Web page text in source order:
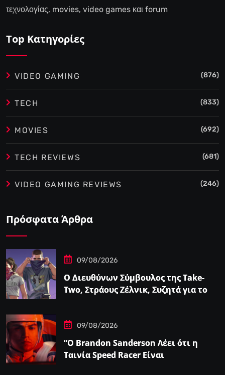
τεχνολογίας, movies, video games και forum
Top Κατηγορίες
VIDEO GAMING (876)
TECH (833)
MOVIES (692)
TECH REVIEWS (681)
VIDEO GAMING REVIEWS (246)
Πρόσφατα Άρθρα
09/08/2026
Ο Διευθύνων Σύμβουλος της Take-
Two, Στράους Ζέλνικ, Συζητά για το
09/08/2026
“Ο Brandon Sanderson Λέει ότι η
Ταινία Speed Racer Είναι